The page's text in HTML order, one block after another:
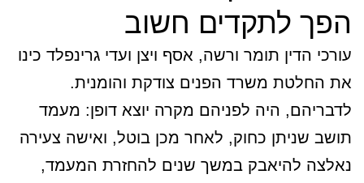
הפך לתקדים חשוב
עורכי הדין תומר ורשה, אסף ויצן ועדי גרינפלד כינו
את החלטת משרד הפנים צודקת והומנית.
לדבריהם, היה לפניהם מקרה יוצא דופן: מעמד
תושב שניתן כחוק, לאחר מכן בוטל, ואישה צעירה
נאלצה להיאבק במשך שנים להחזרת המעמד,